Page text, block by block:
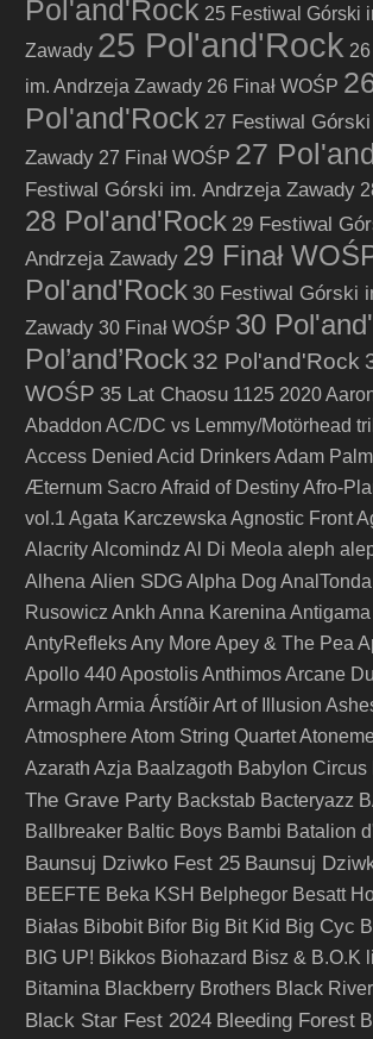
Pol'and'Rock 25 Festiwal Górski
Zawady 25 Pol'and'Rock
im. Andrzeja Zawady 26 Finał WOŚP
Pol'and'Rock 27 Festiwal
Zawady 27 Finał WOŚP 27
Festiwal Górski im. Andrzeja Zawady
28 Pol'and'Rock 29 Festiwal
Andrzeja Zawady 29 Finał
Pol'and'Rock 30 Festiwal Górski
Zawady 30 Finał WOŚP 30
Pol’and’Rock 32 Pol'and'Rock
WOŚP 35 Lat Chaosu 1125 2020
Abaddon AC/DC vs Lemmy/Motörhead
Access Denied Acid DrinkersAdam
Æternum SacroAfraid of DestinyAfro-
vol.1 Agata Karczewska Agnostic Front
AlacrityAlcomindz Al Di Meola aleph
Alhena Alien SDG Alpha Dog AnalTonda
Rusowicz Ankh Anna Karenina Antigama
AntyRefleksAny MoreApey & The Pea
Apollo 440Apostolis AnthimosArcane
Armagh Armia ÁrstíðirArt of Illusion
AtmosphereAtom String Quartet
Azarath Azja Baalzagoth Babylon Circus
The Grave Party Backstab Bacteryazz
Ballbreaker Baltic Boys Bambi Batalion
Baunsuj Dziwko Fest 25 Baunsuj
BEEFTE Beka KSH Belphegor Besatt
Białas Bibobit Bifor Big Bit Kid Big Cyc
BIG UP! Bikkos Biohazard Bisz & B.O.K
Bitamina Blackberry Brothers Black River
Black Star Fest 2024 Bleeding Forest